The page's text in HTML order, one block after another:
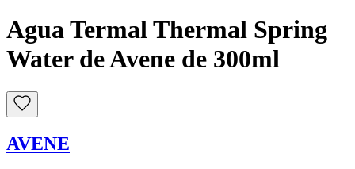
Agua Termal Thermal Spring
Water de Avene de 300ml
AVENE